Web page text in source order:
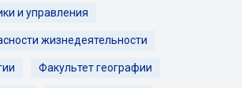
и управления
жизнедеятельности
Факультет географии